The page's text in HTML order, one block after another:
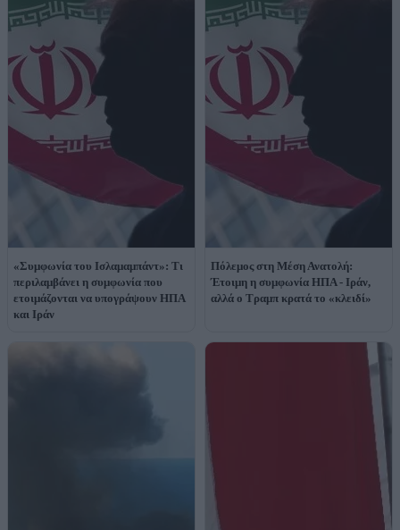
«Συμφωνία του Ισλαμαμπάντ»: Τι
περιλαμβάνει η συμφωνία που
ετοιμάζονται να υπογράψουν ΗΠΑ
και Ιράν
Πόλεμος στη Μέση Ανατολή:
Έτοιμη η συμφωνία ΗΠΑ - Ιράν,
αλλά ο Τραμπ κρατά το «κλειδί»